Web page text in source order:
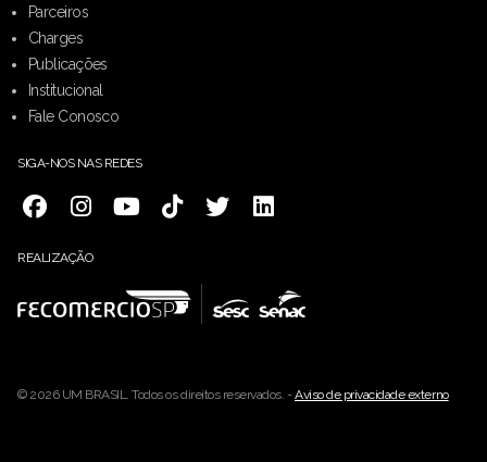
Parceiros
Charges
Publicações
Institucional
Fale Conosco
SIGA-NOS NAS REDES
REALIZAÇÃO
© 2026 UM BRASIL. Todos os direitos reservados. -Aviso de privacidade externo